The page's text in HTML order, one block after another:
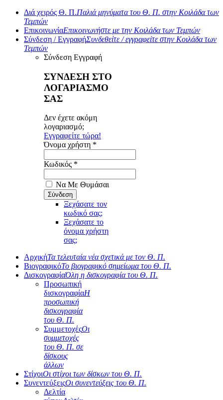
Διά χειρός Θ. Π.Παλιά μηνύματα του Θ. Π. στην Κοιλάδα των
Τεμπών
ΕπικοινωνίαΕπικοινωνήστε με την Κοιλάδα των Τεμπών
Σύνδεση / ΕγγραφήΣυνδεθείτε / εγγραφείτε στην Κοιλάδα των
Τεμπών
Σύνδεση Εγγραφή
ΣΥΝΔΕΣΗ ΣΤΟ
ΛΟΓΑΡΙΑΣΜΟ
ΣΑΣ
Δεν έχετε ακόμη
λογαριασμό;
Εγγραφείτε τώρα!
Όνομα χρήστη *
Κωδικός *
Να Με Θυμάσαι
Ξεχάσατε τον
κωδικό σας;
Ξεχάσατε το
όνομα χρήστη
σας;
ΑρχικήΤα τελευταία νέα σχετικά με τον Θ. Π.
ΒιογραφικόΤο βιογραφικό σημείωμα του Θ. Π.
ΔισκογραφίαΌλη η δισκογραφία του Θ. Π.
Προσωπική
δισκογραφίαΗ
προσωπική
δισκογραφία
του Θ. Π.
ΣυμμετοχέςΟι
συμμετοχές
του Θ. Π. σε
δίσκους
άλλων
ΣτίχοιΟι στίχοι των δίσκων του Θ. Π.
ΣυνεντεύξειςΟι συνεντεύξεις του Θ. Π.
Δελτία